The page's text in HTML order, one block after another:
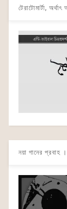
টেরাটোমার্টা,
নয়া গানের প্রবাহ